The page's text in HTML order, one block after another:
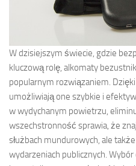
W dzisiejszym świecie, gdzie
kluczową rolę, alkomaty
popularnym rozwiązaniem.
umożliwiają one szybkie i
w wydychanym powietrzu,
wszechstronność sprawia, że
służbach mundurowych, ale
wydarzeniach publicznych.